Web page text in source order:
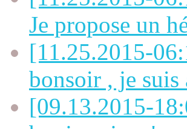
Je propose un
[11.25.2015-
bonsoir , je suis
[09.13.2015-